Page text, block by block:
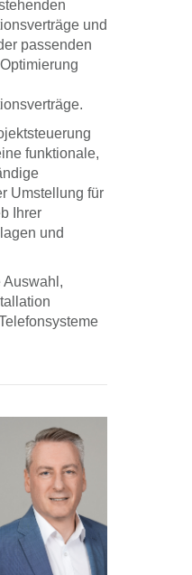
und
passenden
funktionale,
Umstellung für
Ihrer
und
Auswahl,